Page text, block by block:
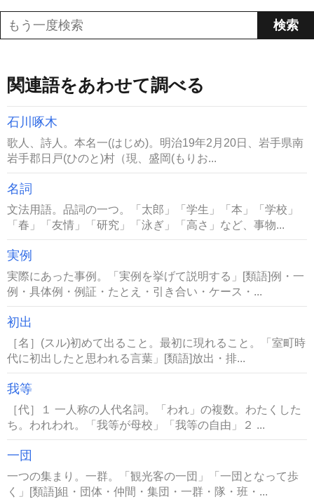
関連語をあわせて調べる
石川啄木
歌人、詩人。本名一(はじめ)。明治19年2月20日、岩手県南
岩手郡日戸(ひのと)村（現、盛岡(もりお...
名詞
文法用語。品詞の一つ。「太郎」「学生」「本」「学校」
「春」「友情」「研究」「泳ぎ」「高さ」など、事物...
実例
実際にあった事例。「実例を挙げて説明する」[類語]例・一
例・具体例・例証・たとえ・引き合い・ケース・...
初出
［名］(スル)初めて出ること。最初に現れること。「室町時
代に初出したと思われる言葉」[類語]放出・排...
我等
［代］１ 一人称の人代名詞。「われ」の複数。わたくした
ち。われわれ。「我等が母校」「我等の自由」２ ...
一団
一つの集まり。一群。「観光客の一団」「一団となって歩
く」[類語]組・団体・仲間・集団・一群・隊・班・...